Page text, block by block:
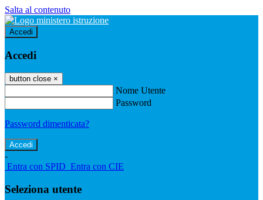
Salta al contenuto
Accedi
Accedi
button close ×
Nome Utente
Password
Password dimenticata?
-
Entra con SPID Entra con CIE
Seleziona utente